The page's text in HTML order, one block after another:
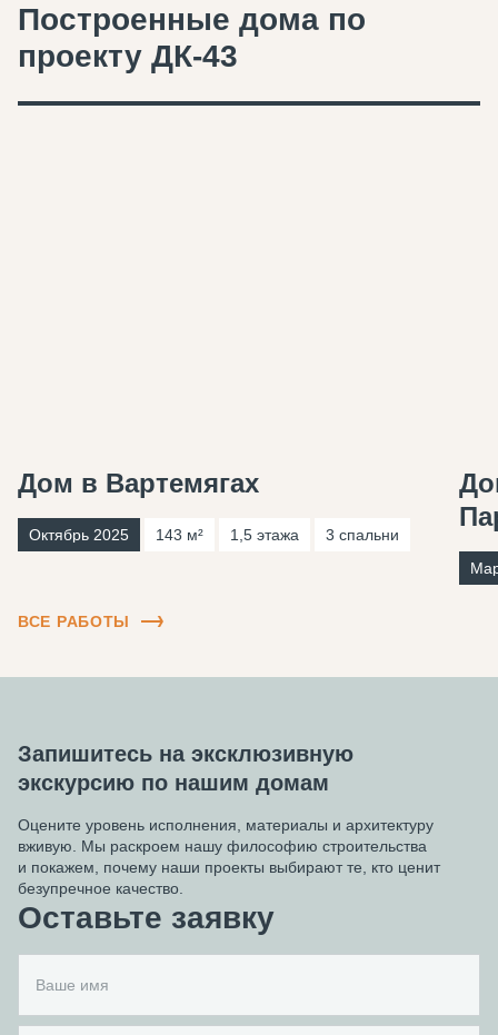
Построенные дома по
проекту ДК-43
Дом в Вартемягах
Октябрь 2025 143 м² 1,5 этажа 3 спальни
ВСЕ РАБОТЫ
Оставьте заявку
Запишитесь на эксклюзивную
экскурсию по нашим домам
Оцените уровень исполнения, материалы и архитектуру
вживую. Мы раскроем нашу философию строительства
и покажем, почему наши проекты выбирают те, кто ценит
безупречное качество.